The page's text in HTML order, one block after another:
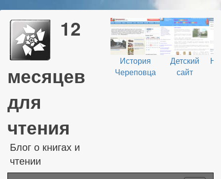
12
месяцев
для
чтения
Блог о книгах и
чтении
История
Череповца
Детский
сайт